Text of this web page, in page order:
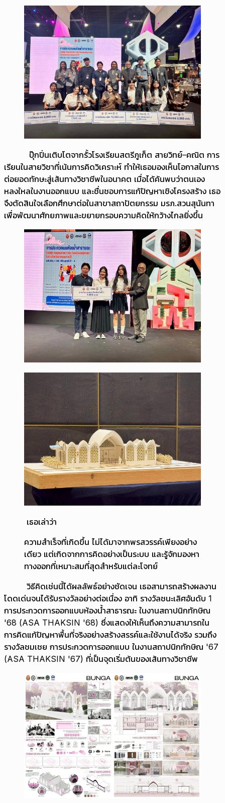
ปุ๊กปิ่นเติบโตจากรั้วโรงเรียนสตรีภูเก็ต สายวิทย์–คณิต การ
เรียนในสายวิชาที่เน้นการคิดวิเคราะห์ ทำให้เธอมองเห็นโอกาสในการ
ต่อยอดทักษะสู่เส้นทางวิชาชีพในอนาคต เมื่อได้ค้นพบว่าตนเอง
หลงใหลในงานออกแบบ และชื่นชอบการแก้ปัญหาเชิงโครงสร้าง เธอ
จึงตัดสินใจเลือกศึกษาต่อในสาขาสถาปัตยกรรม มรภ.สวนสุนันทา
เพื่อพัฒนาศักยภาพและขยายกรอบความคิดให้กว้างไกลยิ่งขึ้น
เธอเล่าว่า
ความสำเร็จที่เกิดขึ้น ไม่ได้มาจากพรสวรรค์เพียงอย่าง
เดียว แต่เกิดจากการคิดอย่างเป็นระบบ และรู้จักมองหา
ทางออกที่เหมาะสมที่สุดสำหรับแต่ละโจทย์
วิธีคิดเช่นนี้ได้ผลลัพธ์อย่างชัดเจน เธอสามารถสร้างผลงาน
โดดเด่นจนได้รับรางวัลอย่างต่อเนื่อง อาทิ รางวัลชนะเลิศอันดับ 1
การประกวดการออกแบบห้องน้ำสาธารณะ ในงานสถาปนิกทักษิณ
'68 (ASA THAKSIN '68) ซึ่งแสดงให้เห็นถึงความสามารถใน
การคิดแก้ปัญหาพื้นที่จริงอย่างสร้างสรรค์และใช้งานได้จริง รวมถึง
รางวัลชมเชย การประกวดการออกแบบ ในงานสถาปนิกทักษิณ '67
(ASA THAKSIN '67) ที่เป็นจุดเริ่มต้นของเส้นทางวิชาชีพ